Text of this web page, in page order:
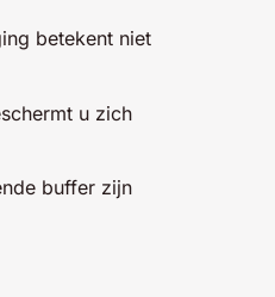
betekent niet
u zich
buffer zijn